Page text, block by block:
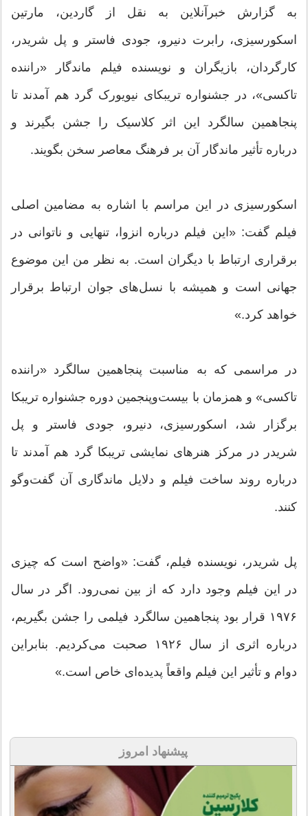
به گزارش خبرآنلاین به نقل از گاردین، مارتین
اسکورسیزی، رابرت دنیرو، جودی فاستر و پل شریدر،
کارگردان، بازیگران و نویسنده فیلم ماندگار «راننده
تاکسی»، در جشنواره تریبکای نیویورک گرد هم آمدند تا
پنجاهمین سالگرد این اثر کلاسیک را جشن بگیرند و
درباره تأثیر ماندگار آن بر فرهنگ معاصر سخن بگویند.
اسکورسیزی در این مراسم با اشاره به مضامین اصلی
فیلم گفت: «این فیلم درباره انزوا، تنهایی و ناتوانی در
برقراری ارتباط با دیگران است. به نظر من این موضوع
جهانی است و همیشه با نسل‌های جوان ارتباط برقرار
خواهد کرد.»
در مراسمی که به مناسبت پنجاهمین سالگرد «راننده
تاکسی» و همزمان با بیست‌وپنجمین دوره جشنواره تریبکا
برگزار شد، اسکورسیزی، دنیرو، جودی فاستر و پل
شریدر در مرکز هنرهای نمایشی تریبکا گرد هم آمدند تا
درباره روند ساخت فیلم و دلایل ماندگاری آن گفت‌وگو
کنند.
پل شریدر، نویسنده فیلم، گفت: «واضح است که چیزی
در این فیلم وجود دارد که از بین نمی‌رود. اگر در سال
۱۹۷۶ قرار بود پنجاهمین سالگرد فیلمی را جشن بگیریم،
درباره اثری از سال ۱۹۲۶ صحبت می‌کردیم. بنابراین
دوام و تأثیر این فیلم واقعاً پدیده‌ای خاص است.»
پیشنهاد امروز